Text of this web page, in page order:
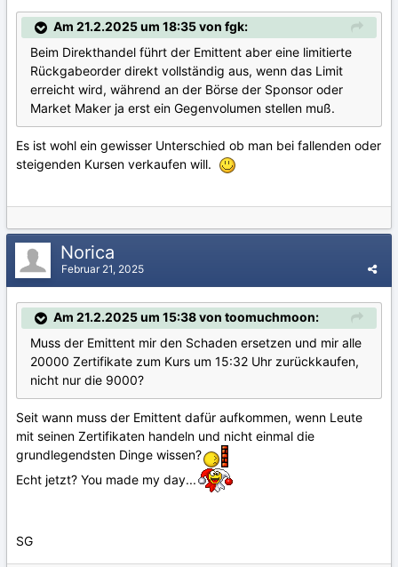
Am 21.2.2025 um 18:35 von fgk:
Beim Direkthandel führt der Emittent aber eine limitierte
Rückgabeorder direkt vollständig aus, wenn das Limit
erreicht wird, während an der Börse der Sponsor oder
Market Maker ja erst ein Gegenvolumen stellen muß.
Es ist wohl ein gewisser Unterschied ob man bei fallenden oder
steigenden Kursen verkaufen will.
Norica
Februar 21, 2025
Am 21.2.2025 um 15:38 von toomuchmoon:
Muss der Emittent mir den Schaden ersetzen und mir alle
20000 Zertifikate zum Kurs um 15:32 Uhr zurückkaufen,
nicht nur die 9000?
Seit wann muss der Emittent dafür aufkommen, wenn Leute
mit seinen Zertifikaten handeln und nicht einmal die
grundlegendsten Dinge wissen?
Echt jetzt? You made my day...
SG